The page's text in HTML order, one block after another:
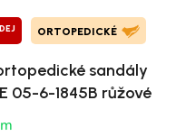
ORTOPEDICKÉ
sandály
05-6-1845B růžové